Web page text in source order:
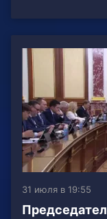
31 июля в 19:55